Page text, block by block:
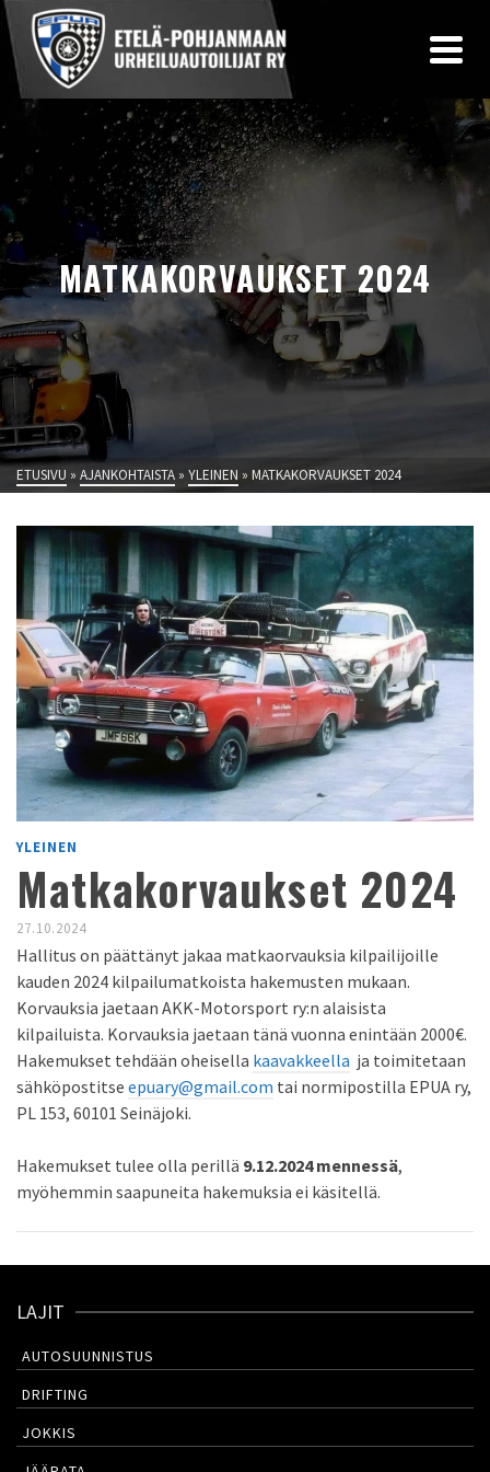
MATKAKORVAUKSET 2024
ETUSIVU » AJANKOHTAISTA » YLEINEN » MATKAKORVAUKSET 2024
YLEINEN
Matkakorvaukset 2024
27.10.2024
Hallitus on päättänyt jakaa matkaorvauksia kilpailijoille
kauden 2024 kilpailumatkoista hakemusten mukaan.
Korvauksia jaetaan AKK-Motorsport ry:n alaisista
kilpailuista. Korvauksia jaetaan tänä vuonna enintään 2000€.
Hakemukset tehdään oheisella kaavakkeella ja toimitetaan
sähköpostitse epuary@gmail.com tai normipostilla EPUA ry,
PL 153, 60101 Seinäjoki.
Hakemukset tulee olla perillä 9.12.2024 mennessä,
myöhemmin saapuneita hakemuksia ei käsitellä.
LAJIT
AUTOSUUNNISTUS
DRIFTING
JOKKIS